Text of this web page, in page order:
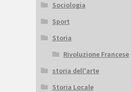
Sociologia
Sport
Storia
Rivoluzione Francese
storia dell'arte
Storia Locale